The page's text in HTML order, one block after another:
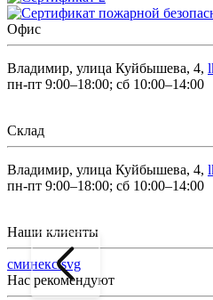
Офис
Владимир, улица Куйбышева, 4,
пн-пт 9:00–18:00; сб 10:00–14:00
Склад
Владимир, улица Куйбышева, 4,
пн-пт 9:00–18:00; сб 10:00–14:00
Наши клиенты
сминекс.svg
Нас рекомендуют